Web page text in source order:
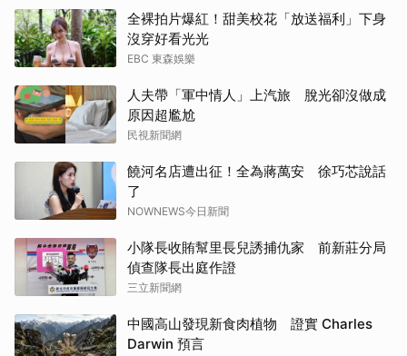
全裸拍片爆紅！甜美校花「放送福利」下身
沒穿好看光光
EBC 東森娛樂
人夫帶「軍中情人」上汽旅 脫光卻沒做成
原因超尷尬
民視新聞網
饒河名店遭出征！全為蔣萬安 徐巧芯說話
了
NOWNEWS今日新聞
小隊長收賄幫里長兒誘捕仇家 前新莊分局
偵查隊長出庭作證
三立新聞網
中國高山發現新食肉植物 證實 Charles
Darwin 預言